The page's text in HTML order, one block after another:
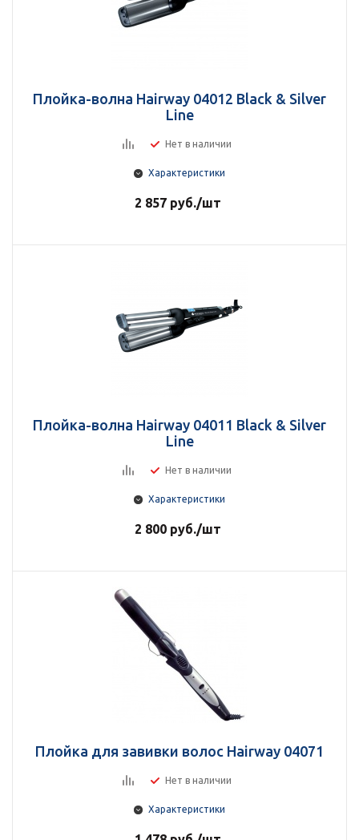
Плойка-волна Hairway 04012 Black & Silver
Line
Нет в наличии
Характеристики
2 857 руб./шт
Плойка-волна Hairway 04011 Black & Silver
Line
Нет в наличии
Характеристики
2 800 руб./шт
Плойка для завивки волос Hairway 04071
Нет в наличии
Характеристики